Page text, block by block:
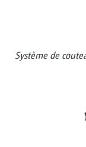
Système de